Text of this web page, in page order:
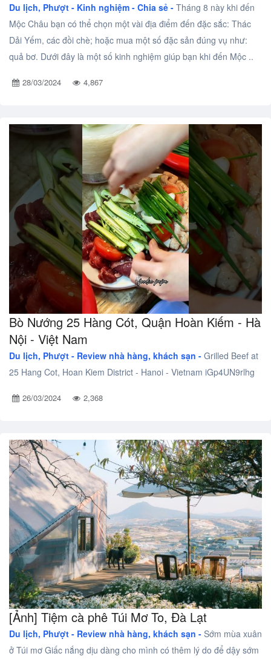
Du lịch, Phượt - Kinh nghiệm - Chia sẻ - Tháng 8 này khi đến
Mộc Châu bạn có thể chọn một vài địa điểm đến đặc sắc: Thác
Dải Yếm, các đồi chè; hoặc mua một số đặc sản đúng vụ như:
quả bơ. Dưới đây là một số kinh nghiệm giúp bạn khi đến Mộc ..
28/03/2024 4,867
Bò Nướng 25 Hàng Cót, Quận Hoàn Kiếm - Hà
Nội - Việt Nam
Du lịch, Phượt - Review nhà hàng, khách sạn - Grilled Beef at
25 Hang Cot, Hoan Kiem District - Hanoi - Vietnam iGp4UN9rlhg
26/03/2024 2,368
[Ảnh] Tiệm cà phê Túi Mơ To, Đà Lạt
Du lịch, Phượt - Review nhà hàng, khách sạn - Sớm mùa xuân
ở Túi mơ Giấc nắng dịu dàng cho mình có thêm lý do để dậy sớm